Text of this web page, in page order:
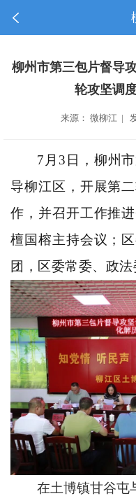
柳州市第三包片督导
轮攻坚调
来源： 微柳江 |
7月3日，柳州
导柳江区，开展第
作，并召开工作推
檀国榕主持会议；
团，区委常委、政
在土博镇甘谷屯